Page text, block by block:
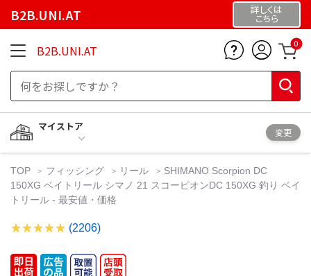
B2B.UNI.AT 詳しくは
こちら
B2B.UNI.AT 0
マイストア
変更
TOP フィッシング リール
SHIMANO Scorpion DC
150XG ベイトリール シマノ 21 スコーピオンDC 150XG 釣り ベイ
トリール - 最安値・価格
(2206)